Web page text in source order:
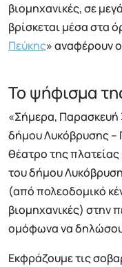
βιομηχανικές, σε
βρίσκεται μέσα στα
Πεύκης» αναφέρουν
Το ψήφισμα
«Σήμερα, Παρασκευή
δήμου Λυκόβρυσης –
θέατρο της
του δήμου
(από πολεοδομικό
βιομηχανικές) στην
ομόφωνα να
Εκφράζουμε τις